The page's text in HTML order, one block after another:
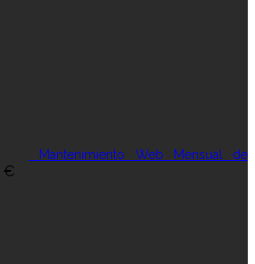
Mantenimiento Web Mensual de
€